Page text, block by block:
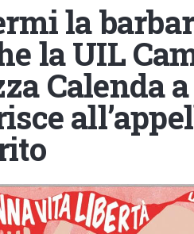
la
la UIL
Calenda